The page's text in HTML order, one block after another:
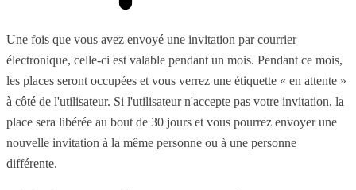
Une fois que vous avez envoyé une invitation par courrier
électronique, celle-ci est valable pendant un mois. Pendant ce mois,
les places seront occupées et vous verrez une étiquette « en attente »
à côté de l'utilisateur. Si l'utilisateur n'accepte pas votre invitation, la
place sera libérée au bout de 30 jours et vous pourrez envoyer une
nouvelle invitation à la même personne ou à une personne
différente.